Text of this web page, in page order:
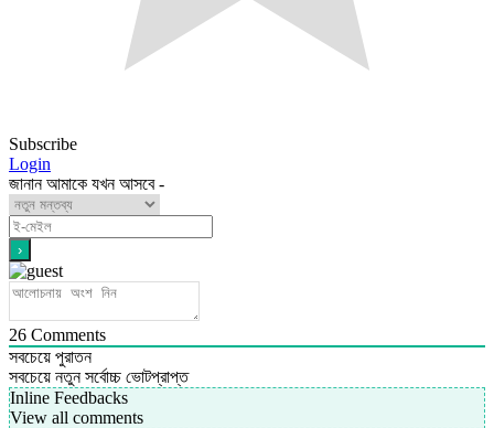
Subscribe
Login
জানান আমাকে যখন আসবে -
26 Comments
সবচেয়ে পুরাতন
সবচেয়ে নতুন সর্বোচ্চ ভোটপ্রাপ্ত
Inline Feedbacks
View all comments